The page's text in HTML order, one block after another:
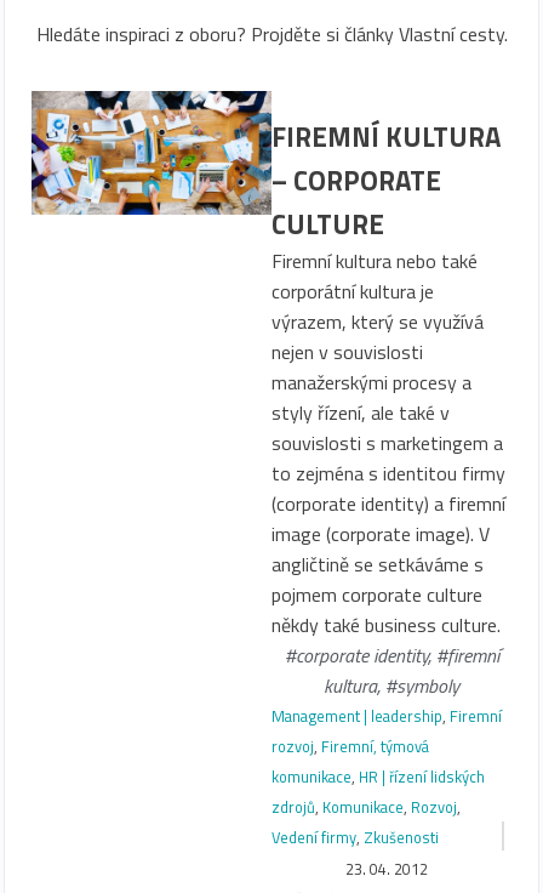
Hledáte inspiraci z oboru? Projděte si články Vlastní cesty.
FIREMNÍ KULTURA
– CORPORATE
CULTURE
Firemní kultura nebo také
corporátní kultura je
výrazem, který se využívá
nejen v souvislosti
manažerskými procesy a
styly řízení, ale také v
souvislosti s marketingem a
to zejména s identitou firmy
(corporate identity) a firemní
image (corporate image). V
angličtině se setkáváme s
pojmem corporate culture
někdy také business culture.
#corporate identity, #firemní
kultura, #symboly
Management | leadership, Firemní
rozvoj, Firemní, týmová
komunikace, HR | řízení lidských
zdrojů, Komunikace, Rozvoj,
Vedení firmy, Zkušenosti
23. 04. 2012